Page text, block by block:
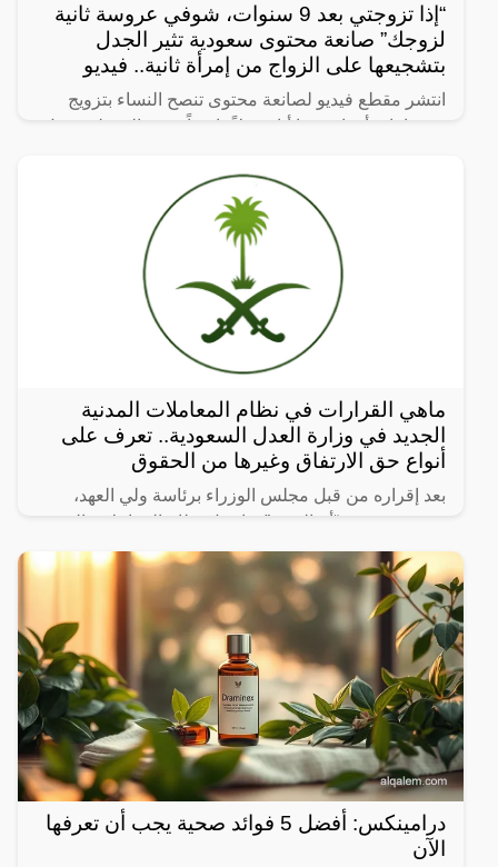
“إذا تزوجتي بعد 9 سنوات، شوفي عروسة ثانية
لزوجك” صانعة محتوى سعودية تثير الجدل
بتشجيعها على الزواج من إمرأة ثانية.. فيديو
انتشر مقطع فيديو لصانعة محتوى تنصح النساء بتزويج
زوجها بامرأة ثانية، ما أثار جدلاً واسعاً. وفي المقطع، تقول
ماهي القرارات في نظام المعاملات المدنية
الجديد في وزارة العدل السعودية.. تعرف على
أنواع حق الارتفاق وغيرها من الحقوق
بعد إقراره من قبل مجلس الوزراء برئاسة ولي العهد،
نشرت صحيفة “أم القرى” تفاصيل نظام المعاملات المدنية
الجديد في المملكة العربية السعودية، والذي سيتم تطبيقه
بعد
درامينكس: أفضل 5 فوائد صحية يجب أن تعرفها
الآن